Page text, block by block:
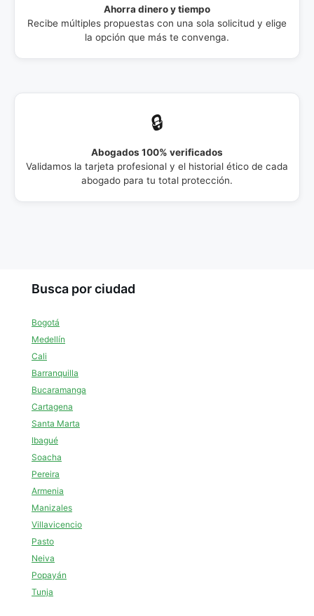
Ahorra dinero y tiempo
Recibe múltiples propuestas con una sola solicitud y elige
la opción que más te convenga.
🔒
Abogados 100% verificados
Validamos la tarjeta profesional y el historial ético de cada
abogado para tu total protección.
Busca por ciudad
Bogotá
Medellín
Cali
Barranquilla
Bucaramanga
Cartagena
Santa Marta
Ibagué
Soacha
Pereira
Armenia
Manizales
Villavicencio
Pasto
Neiva
Popayán
Tunja